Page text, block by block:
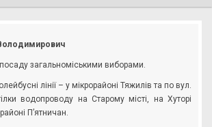
загальноміськими виборами.
лінії – у мікрорайоні Тяжилів та по вул.
водопроводу на Старому місті, на Хуторі
П’ятничан.